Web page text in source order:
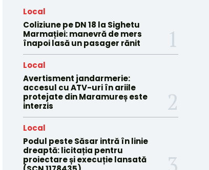
Local
Coliziune pe DN 18 la Sighetu
Marmației: manevră de mers
înapoi lasă un pasager rănit
Local
Avertisment jandarmerie:
accesul cu ATV-uri în ariile
protejate din Maramureș este
interzis
Local
Podul peste Săsar intră în linie
dreaptă: licitația pentru
proiectare și execuție lansată